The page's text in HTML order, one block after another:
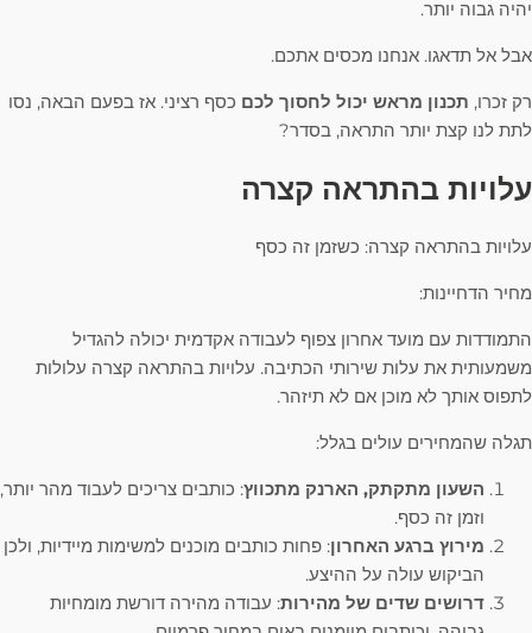
יהיה גבוה יותר.
אבל אל תדאגו. אנחנו מכסים אתכם.
רק זכרו, תכנון מראש יכול לחסוך לכם כסף רציני. אז בפעם הבאה, נסו
לתת לנו קצת יותר התראה, בסדר?
עלויות בהתראה קצרה
עלויות בהתראה קצרה: כשזמן זה כסף
מחיר הדחיינות:
התמודדות עם מועד אחרון צפוף לעבודה אקדמית יכולה להגדיל
משמעותית את עלות שירותי הכתיבה. עלויות בהתראה קצרה עלולות
לתפוס אותך לא מוכן אם לא תיזהר.
תגלה שהמחירים עולים בגלל:
השעון מתקתק, הארנק מתכווץ: כותבים צריכים לעבוד מהר יותר,
וזמן זה כסף.
מירוץ ברגע האחרון: פחות כותבים מוכנים למשימות מיידיות, ולכן
הביקוש עולה על ההיצע.
דרושים שדים של מהירות: עבודה מהירה דורשת מומחיות